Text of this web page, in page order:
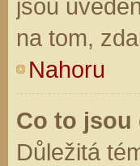
jsou
na tom,
Nahoru
Co to jsou
Důležitá